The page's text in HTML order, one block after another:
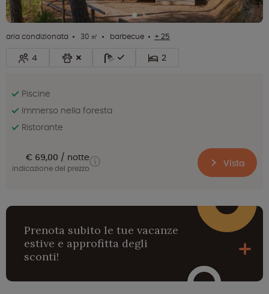
aria condizionata 30 ㎡ barbecue + 25
4 2
Piscine
Immerso nella foresta
Ristorante
€ 69,00 notte
indicazione del prezzo Vista
Prenota subito le tue vacanze
estive e approfitta degli
sconti!